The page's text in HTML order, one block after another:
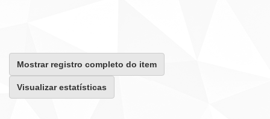
Mostrar registro completo do item
Visualizar estatísticas